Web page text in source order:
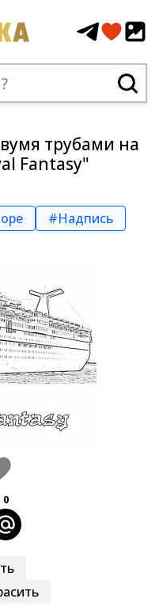
трубами на
Fantasy"
#Надпись
0